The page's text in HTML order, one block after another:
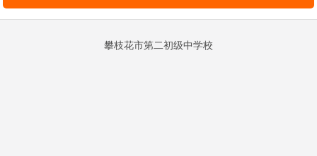
攀枝花市第二初级中学校